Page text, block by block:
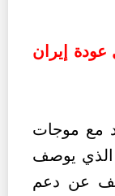
إيران
مع موجات
الذي يوصف
عن دعم